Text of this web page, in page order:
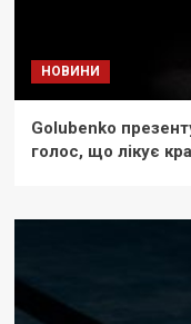
НОВИНИ
Golubenko
голос, що лікує